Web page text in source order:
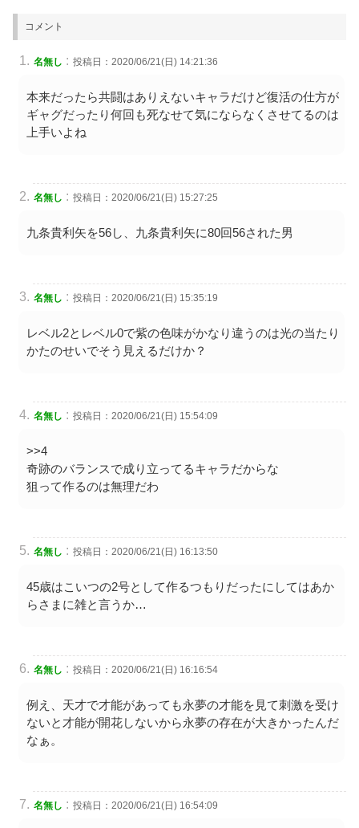
コメント
名無し : 投稿日：2020/06/21(日) 14:21:36
本来だったら共闘はありえないキャラだけど復活の仕方が
ギャグだったり何回も死なせて気にならなくさせてるのは
上手いよね
名無し : 投稿日：2020/06/21(日) 15:27:25
九条貴利矢を56し、九条貴利矢に80回56された男
名無し : 投稿日：2020/06/21(日) 15:35:19
レベル2とレベル0で紫の色味がかなり違うのは光の当たり
かたのせいでそう見えるだけか？
名無し : 投稿日：2020/06/21(日) 15:54:09
>>4
奇跡のバランスで成り立ってるキャラだからな
狙って作るのは無理だわ
名無し : 投稿日：2020/06/21(日) 16:13:50
45歳はこいつの2号として作るつもりだったにしてはあか
らさまに雑と言うか…
名無し : 投稿日：2020/06/21(日) 16:16:54
例え、天才で才能があっても永夢の才能を見て刺激を受け
ないと才能が開花しないから永夢の存在が大きかったんだ
なぁ。
名無し : 投稿日：2020/06/21(日) 16:54:09